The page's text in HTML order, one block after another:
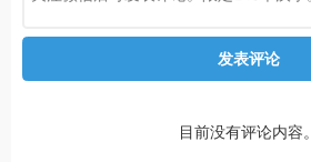
发表评论
目前没有评论内容。